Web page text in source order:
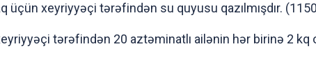
üçün xeyriyyəçi tərəfindən su quyusu qazılmışdır.
tərəfindən 20 aztəminatlı ailənin hər birinə 2 kq